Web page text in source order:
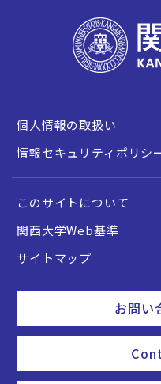
個人情報の取扱い
情報セキュリティポリシ
このサイトについて
関西大学Web基準
サイトマップ
お問い